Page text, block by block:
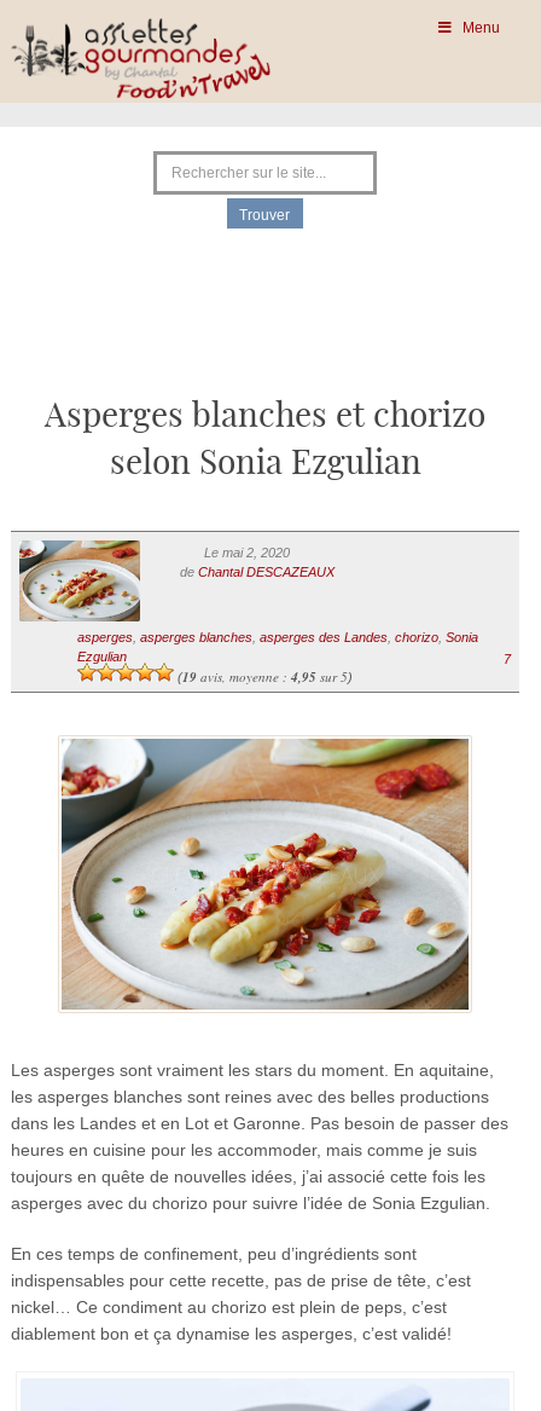
Menu
Asperges blanches et chorizo
selon Sonia Ezgulian
Le mai 2, 2020
de Chantal DESCAZEAUX
asperges, asperges blanches, asperges des Landes, chorizo, Sonia
Ezgulian
(19avis, moyenne : 4,95sur 5)
7
Les asperges sont vraiment les stars du moment. En aquitaine,
les asperges blanches sont reines avec des belles productions
dans les Landes et en Lot et Garonne. Pas besoin de passer des
heures en cuisine pour les accommoder, mais comme je suis
toujours en quête de nouvelles idées, j’ai associé cette fois les
asperges avec du chorizo pour suivre l’idée de Sonia Ezgulian.
En ces temps de confinement, peu d’ingrédients sont
indispensables pour cette recette, pas de prise de tête, c’est
nickel… Ce condiment au chorizo est plein de peps, c’est
diablement bon et ça dynamise les asperges, c’est validé!